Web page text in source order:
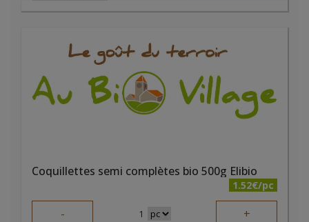
Coquillettes semi complètes bio 500g Elibio
1.52€/pc
- 1 +